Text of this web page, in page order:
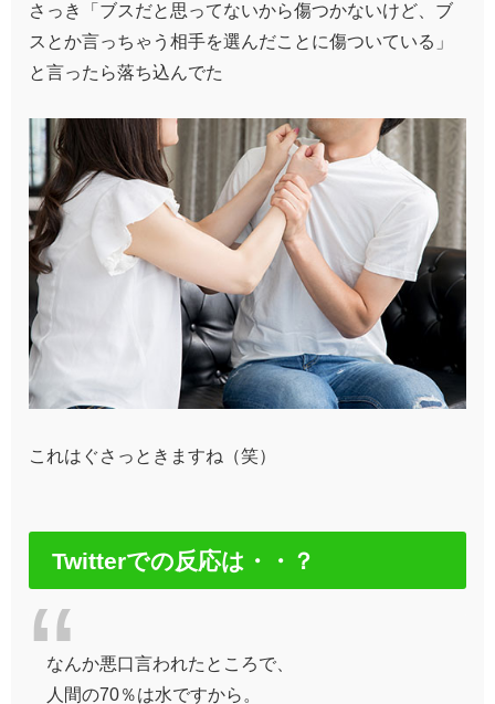
さっき「ブスだと思ってないから傷つかないけど、ブ
スとか言っちゃう相手を選んだことに傷ついている」
と言ったら落ち込んでた
これはぐさっときますね（笑）
Twitterでの反応は・・？
なんか悪口言われたところで、
人間の70％は水ですから。